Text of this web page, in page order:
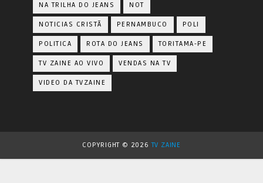
NA TRILHA DO JEANS NOT
NOTICIAS CRISTÃ PERNAMBUCO POLI
POLITICA ROTA DO JEANS TORITAMA-PE
TV ZAINE AO VIVO VENDAS NA TV
VIDEO DA TVZAINE
COPYRIGHT © 2026TV ZAINE